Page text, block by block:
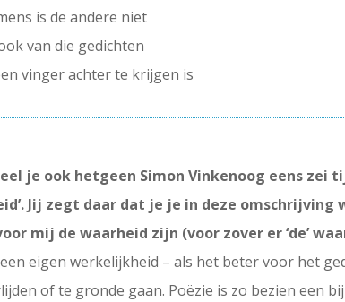
is de andere niet
van die gedichten
vinger achter te krijgen is
je ook hetgeen Simon Vinkenoog eens
Jij zegt daar dat je je in deze
mij de waarheid zijn (voor zover er ‘de’
eigen werkelijkheid – als het beter voor het
of te gronde gaan. Poëzie is zo bezien een